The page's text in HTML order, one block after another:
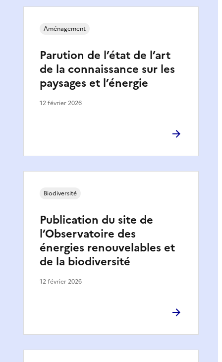
Parution de l’état de l’art
de la connaissance sur les
paysages et l’énergie
Aménagement
12 février 2026
Publication du site de
l’Observatoire des
énergies renouvelables et
de la biodiversité
Biodiversité
12 février 2026